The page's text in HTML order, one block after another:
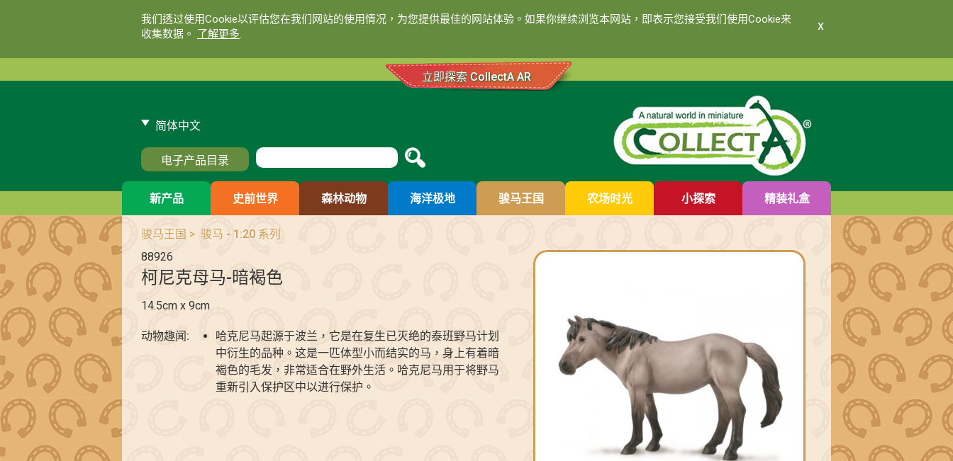
我们透过使用Cookie以评估您在我们网站的使用情况，为您提供最佳的网站体验。如果你继续浏览本网站，即表示您接受我们使用Cookie来
收集数据。 了解更多.
x
立即探索 CollectA AR
简体中文
电子产品目录
新产品 史前世界 森林动物 海洋极地 骏马王国 农场时光 小探索 精装礼盒
骏马王国 > 骏马 - 1:20 系列
88926
柯尼克母马-暗褐色
14.5cm x 9cm
动物趣闻:
哈克尼马起源于波兰，它是在复生已灭绝的泰班野马计划
中衍生的品种。这是一匹体型小而结实的马，身上有着暗
褐色的毛发，非常适合在野外生活。哈克尼马用于将野马
重新引入保护区中以进行保护。